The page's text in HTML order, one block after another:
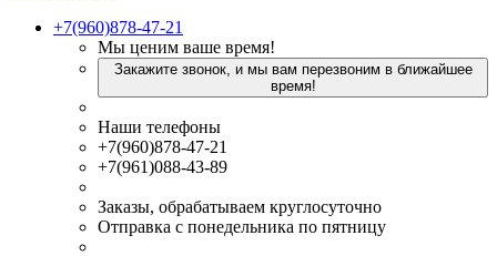
+7(960)878-47-21
Мы ценим ваше время!
Закажите звонок, и мы вам перезвоним в ближайшее
время!
Наши телефоны
+7(960)878-47-21
+7(961)088-43-89
Заказы, обрабатываем круглосуточно
Отправка с понедельника по пятницу